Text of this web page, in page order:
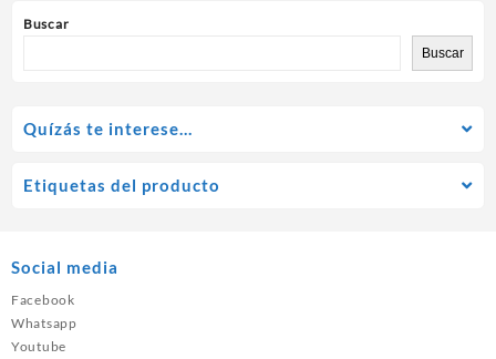
Buscar
Buscar
Quízás te interese…
Etiquetas del producto
Social media
Facebook
Whatsapp
Youtube